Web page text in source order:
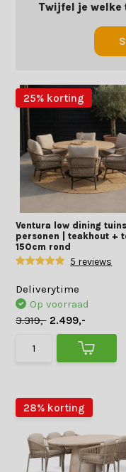
Twijfel je welke
25% korting
Ventura low dining
personen | teakhout +
150cm rond
5 reviews
Deliverytime
Op voorraad
3.319,- 2.499,-
28% korting